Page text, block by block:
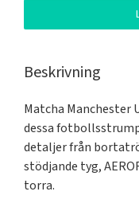
Beskrivning
Matcha Manchester
dessa
detaljer från
stödjande tyg,
torra.